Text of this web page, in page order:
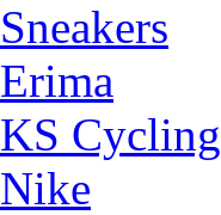
Sneakers
Erima
KS Cycling
Nike